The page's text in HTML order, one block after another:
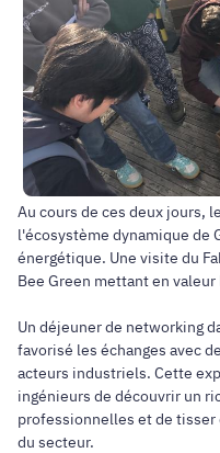
Au cours de ces deux jours,
l'écosystème dynamique de
énergétique. Une visite du
Bee Green mettant en
Un déjeuner de networking
favorisé les échanges avec
acteurs industriels. Cette
ingénieurs de découvrir un
professionnelles et de tisser
du secteur.